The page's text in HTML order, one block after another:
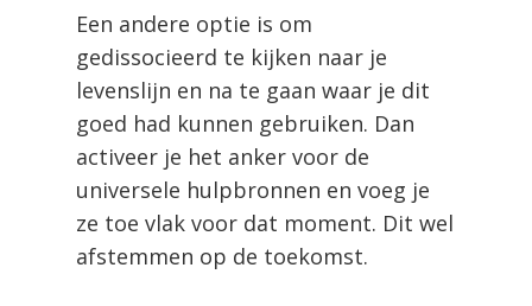
Een andere optie is om
gedissocieerd te kijken naar je
levenslijn en na te gaan waar je dit
goed had kunnen gebruiken. Dan
activeer je het anker voor de
universele hulpbronnen en voeg je
ze toe vlak voor dat moment. Dit wel
afstemmen op de toekomst.